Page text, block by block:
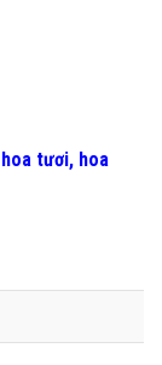
tươi, hoa